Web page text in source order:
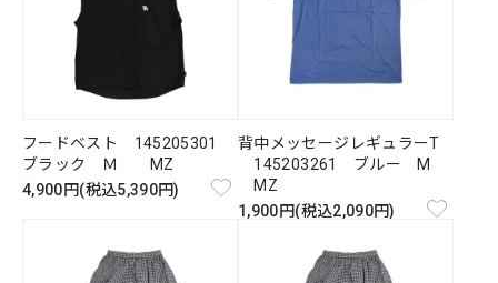
フードベスト 145205301
ブラック Ｍ MZ
4,900円(税込5,390円)
背中メッセージレギュラーT
145203261 ブルー M
MZ
1,900円(税込2,090円)